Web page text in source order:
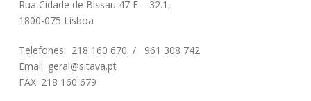
Rua Cidade de Bissau 47 E – 32.1,
1800-075 Lisboa
Telefones: 218 160 670 /
961 308 742
Email: geral@sitava.pt
FAX: 218 160 679